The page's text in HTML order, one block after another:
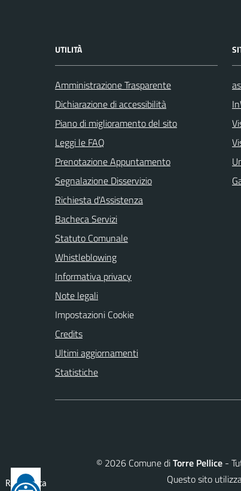
UTILITÀ
Amministrazione Trasparente
Dichiarazione di accessibilità
Piano di miglioramento del sito
Leggi le FAQ
Prenotazione Appuntamento
Segnalazione Disservizio
Richiesta d'Assistenza
Bacheca Servizi
Statuto Comunale
Whistleblowing
Informativa privacy
Note legali
Impostazioni Cookie
Credits
Ultimi aggiornamenti
Statistiche
© 2026Comune diTorre Pellice-
Questo sito
Reimposta